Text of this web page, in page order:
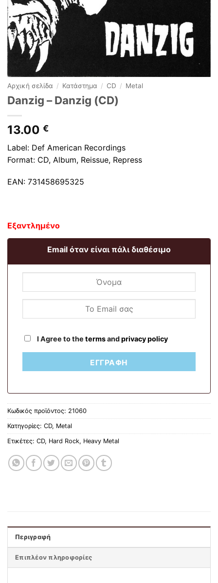
Αρχική σελίδα / Κατάστημα / CD / Metal
Danzig ‎– Danzig (CD)
13.00 €
Label: Def American Recordings
Format: CD, Album, Reissue, Repress
EAN: 731458695325
Εξαντλημένο
Email όταν είναι πάλι διαθέσιμο
I Agree to the termsandprivacy policy
ΕΓΓΡΑΦΉ
Κωδικός προϊόντος: 21060
Κατηγορίες: CD, Metal
Ετικέτες: CD, Hard Rock, Heavy Metal
Περιγραφή
Επιπλέον πληροφορίες